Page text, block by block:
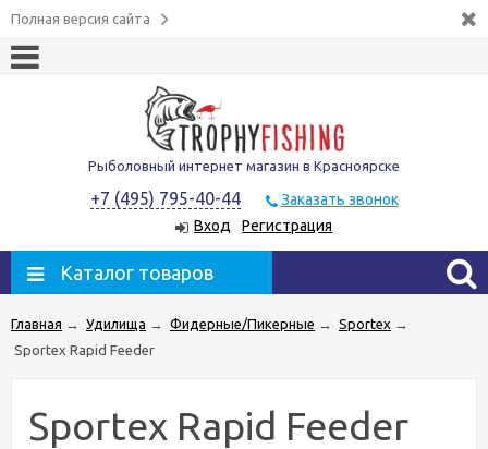
Полная версия сайта
Рыболовный интернет магазин в Красноярске
+7 (495) 795-40-44
Заказать звонок
Вход
Регистрация
Каталог товаров
Главная → Удилища → Фидерные/Пикерные → Sportex →
Sportex Rapid Feeder
Sportex Rapid Feeder